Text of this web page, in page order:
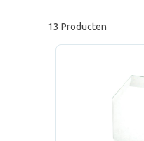
13 Producten